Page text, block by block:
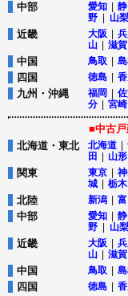
中部 愛知
野
山梨
近畿 大阪
山
滋賀
中国 鳥取
四国 徳島 香
九州・沖縄 福岡
分
宮崎
■中古戸
北海道・東北
北海道
田
山形
関東 東京 神
城
栃木
北陸 新潟
中部 愛知
野
山梨
近畿 大阪
山
滋賀
中国 鳥取
四国 徳島 香